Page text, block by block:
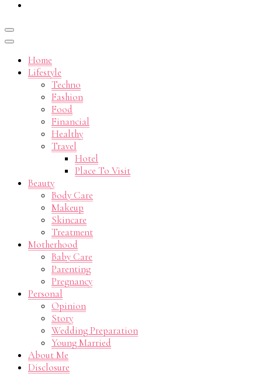
Mirna
Home
Lifestyle
Techno
Fashion
Food
Financial
Healthy
Travel
Hotel
Place To Visit
Beauty
Body Care
Makeup
Skincare
Treatment
Motherhood
Baby Care
Parenting
Pregnancy
Personal
Opinion
Story
Wedding Preparation
Young Married
About Me
Disclosure